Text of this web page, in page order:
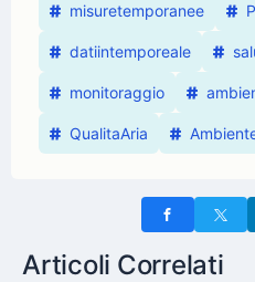
misuretemporanee
datiintemporeale
monitoraggio
QualitaAria
Articoli Correlati